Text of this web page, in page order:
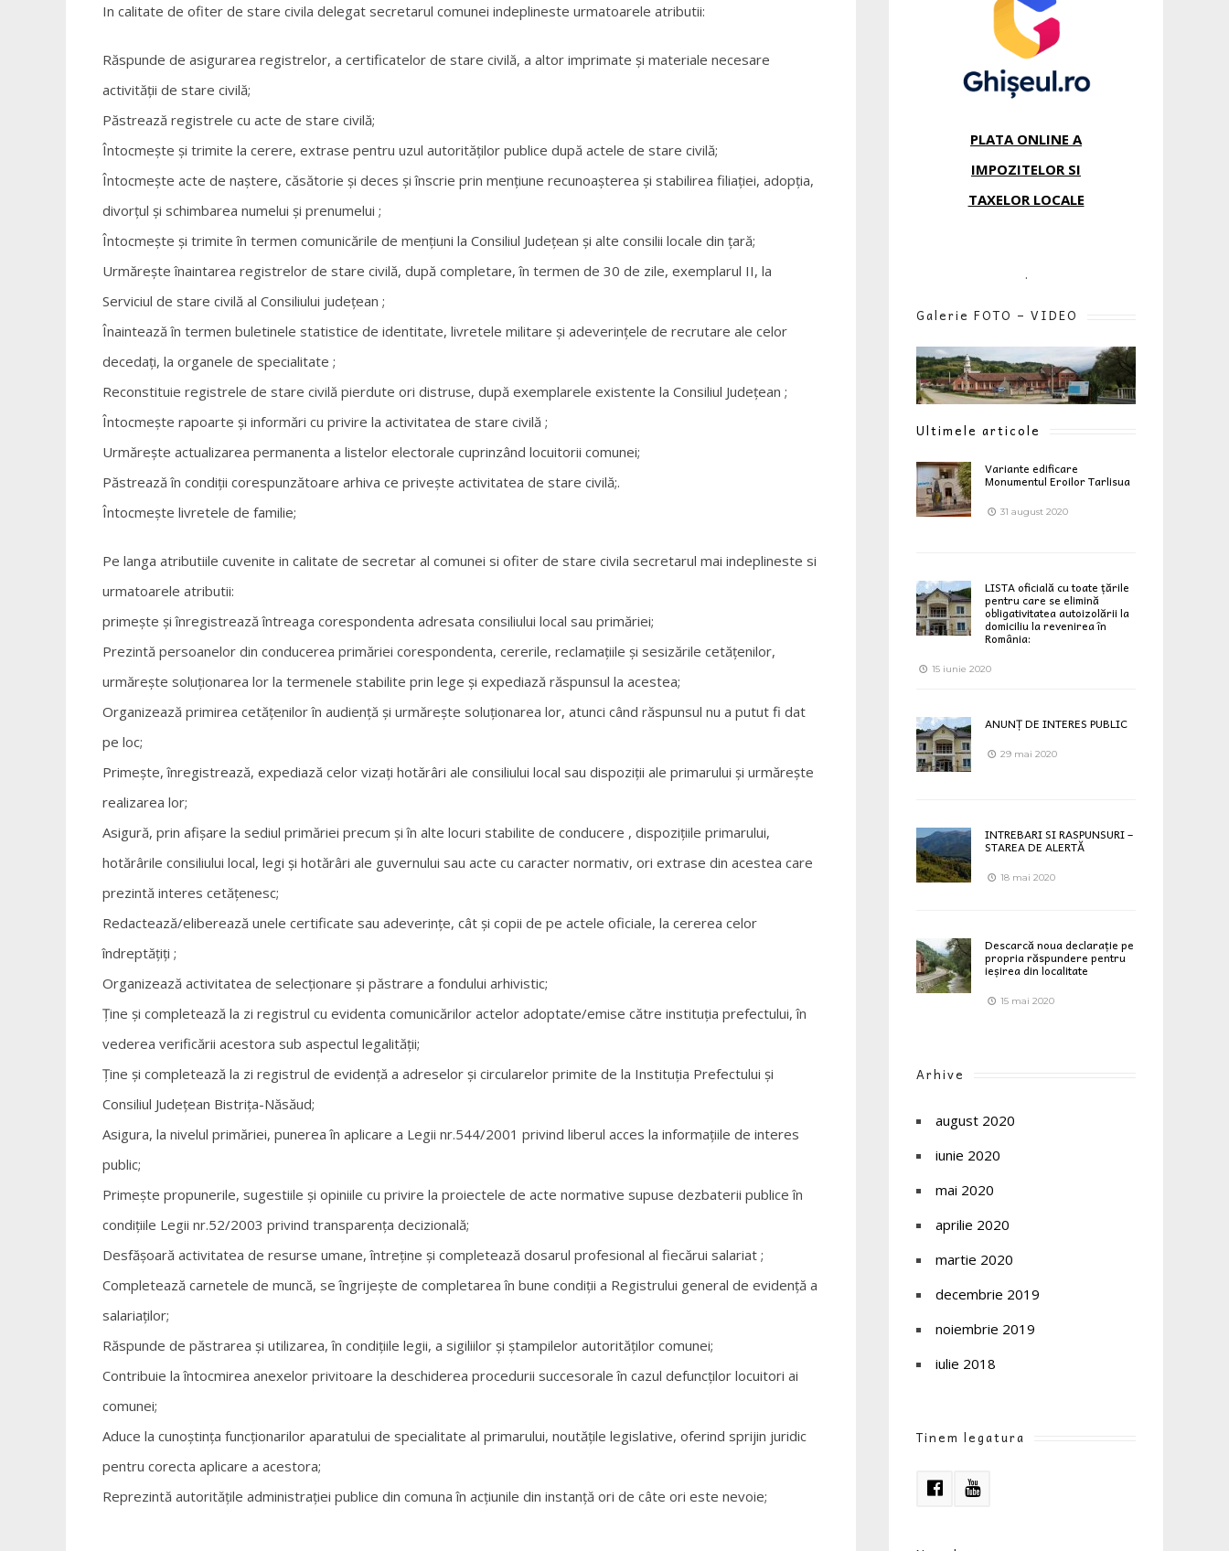
In calitate de ofiter de stare civila delegat secretarul comunei indeplineste urmatoarele atributii:
Răspunde de asigurarea registrelor, a certificatelor de stare civilă, a altor imprimate şi materiale necesare
activităţii de stare civilă;
Păstrează registrele cu acte de stare civilă;
Întocmeşte şi trimite la cerere, extrase pentru uzul autorităţilor publice după actele de stare civilă;
Întocmeşte acte de naştere, căsătorie şi deces şi înscrie prin menţiune recunoaşterea şi stabilirea filiaţiei, adopţia,
divorţul şi schimbarea numelui şi prenumelui ;
Întocmeşte şi trimite în termen comunicările de menţiuni la Consiliul Judeţean şi alte consilii locale din ţară;
Urmăreşte înaintarea registrelor de stare civilă, după completare, în termen de 30 de zile, exemplarul II, la
Serviciul de stare civilă al Consiliului judeţean ;
Înaintează în termen buletinele statistice de identitate, livretele militare şi adeverinţele de recrutare ale celor
decedaţi, la organele de specialitate ;
Reconstituie registrele de stare civilă pierdute ori distruse, după exemplarele existente la Consiliul Judeţean ;
Întocmeşte rapoarte şi informări cu privire la activitatea de stare civilă ;
Urmăreşte actualizarea permanenta a listelor electorale cuprinzând locuitorii comunei;
Păstrează în condiţii corespunzătoare arhiva ce priveşte activitatea de stare civilă;.
Întocmeşte livretele de familie;
Pe langa atributiile cuvenite in calitate de secretar al comunei si ofiter de stare civila secretarul mai indeplineste si
urmatoarele atributii:
primeşte şi înregistrează întreaga corespondenta adresata consiliului local sau primăriei;
Prezintă persoanelor din conducerea primăriei corespondenta, cererile, reclamaţiile şi sesizările cetăţenilor,
urmăreşte soluţionarea lor la termenele stabilite prin lege şi expediază răspunsul la acestea;
Organizează primirea cetăţenilor în audienţă şi urmăreşte soluţionarea lor, atunci când răspunsul nu a putut fi dat
pe loc;
Primeşte, înregistrează, expediază celor vizaţi hotărâri ale consiliului local sau dispoziţii ale primarului şi urmăreşte
realizarea lor;
Asigură, prin afişare la sediul primăriei precum şi în alte locuri stabilite de conducere , dispoziţiile primarului,
hotărârile consiliului local, legi şi hotărâri ale guvernului sau acte cu caracter normativ, ori extrase din acestea care
prezintă interes cetăţenesc;
Redactează/eliberează unele certificate sau adeverinţe, cât şi copii de pe actele oficiale, la cererea celor
îndreptăţiţi ;
Organizează activitatea de selecţionare şi păstrare a fondului arhivistic;
Ţine şi completează la zi registrul cu evidenta comunicărilor actelor adoptate/emise către instituţia prefectului, în
vederea verificării acestora sub aspectul legalităţii;
Ţine şi completează la zi registrul de evidenţă a adreselor şi circularelor primite de la Instituţia Prefectului şi
Consiliul Judeţean Bistriţa-Năsăud;
Asigura, la nivelul primăriei, punerea în aplicare a Legii nr.544/2001 privind liberul acces la informaţiile de interes
public;
Primeşte propunerile, sugestiile şi opiniile cu privire la proiectele de acte normative supuse dezbaterii publice în
condiţiile Legii nr.52/2003 privind transparenţa decizională;
Desfăşoară activitatea de resurse umane, întreţine şi completează dosarul profesional al fiecărui salariat ;
Completează carnetele de muncă, se îngrijeşte de completarea în bune condiţii a Registrului general de evidenţă a
salariaţilor;
Răspunde de păstrarea şi utilizarea, în condiţiile legii, a sigiliilor şi ştampilelor autorităţilor comunei;
Contribuie la întocmirea anexelor privitoare la deschiderea procedurii succesorale în cazul defuncţilor locuitori ai
comunei;
Aduce la cunoştinţa funcţionarilor aparatului de specialitate al primarului, noutăţile legislative, oferind sprijin juridic
pentru corecta aplicare a acestora;
Reprezintă autorităţile administraţiei publice din comuna în acţiunile din instanţă ori de câte ori este nevoie;
PLATA ONLINE A
IMPOZITELOR SI
TAXELOR LOCALE
.
Galerie FOTO – VIDEO
Ultimele articole
Variante edificare
Monumentul Eroilor Tarlisua
31 august 2020
LISTA oficială cu toate țările
pentru care se elimină
obligativitatea autoizolării la
domiciliu la revenirea în
România:
15 iunie 2020
ANUNȚ DE INTERES PUBLIC
29 mai 2020
INTREBARI SI RASPUNSURI –
STAREA DE ALERTĂ
18 mai 2020
Descarcă noua declarație pe
propria răspundere pentru
ieșirea din localitate
15 mai 2020
Arhive
august 2020
iunie 2020
mai 2020
aprilie 2020
martie 2020
decembrie 2019
noiembrie 2019
iulie 2018
Tinem legatura